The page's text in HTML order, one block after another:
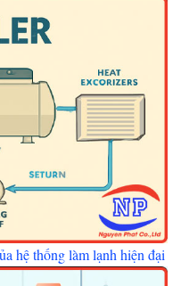
hệ thống làm lạnh hiện đại